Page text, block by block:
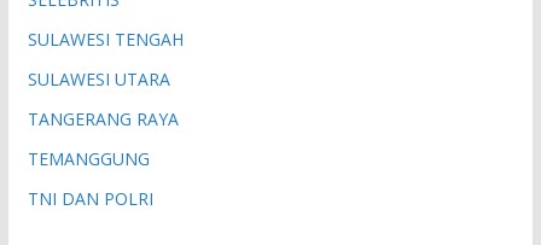
SULAWESI TENGAH
SULAWESI UTARA
TANGERANG RAYA
TEMANGGUNG
TNI DAN POLRI